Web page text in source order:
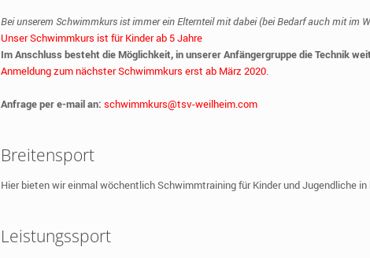
Bei unserem Schwimmkurs ist immer ein Elternteil mit dabei (bei Bedarf auch mit im
Unser Schwimmkurs ist für Kinder ab 5 Jahre
Im Anschluss besteht die Möglichkeit, in unserer Anfängergruppe die Technik
Anmeldung zum nächster Schwimmkurs erst ab März 2020.
Anfrage per e-mail an: schwimmkurs@tsv-weilheim.com
Breitensport
Hier bieten wir einmal wöchentlich Schwimmtraining für Kinder und Jugendliche
Leistungssport